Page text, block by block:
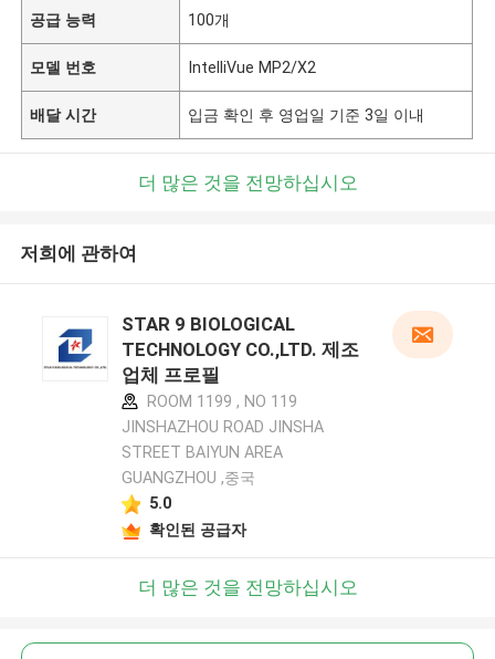
공급 능력 100개
모델 번호 IntelliVue MP2/X2
배달 시간 입금 확인 후 영업일 기준 3일 이내
더 많은 것을 전망하십시오
저희에 관하여
STAR 9 BIOLOGICAL
TECHNOLOGY CO.,LTD. 제조
업체 프로필
ROOM 1199 , NO 119
JINSHAZHOU ROAD JINSHA
STREET BAIYUN AREA
GUANGZHOU ,중국
5.0
확인된 공급자
더 많은 것을 전망하십시오